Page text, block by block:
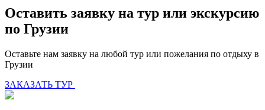
Оставить заявку на тур или экскурсию
по Грузии
Оставьте нам заявку на любой тур или пожелания по отдыху в
Грузии
ЗАКАЗАТЬ ТУР